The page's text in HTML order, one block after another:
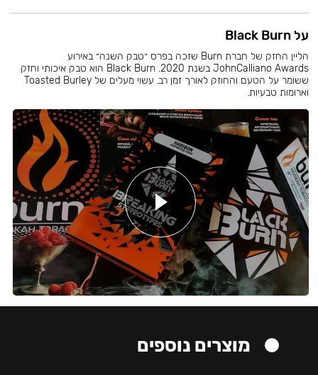
על Black Burn
הליין החזק של חברת Burn שזכה בפרס ״טבק השנה״ באירוע
JohnCalliano Awards בשנת 2020. Black Burn הוא טבק איכותי וחזק
ששומר על הטעם והחוזק לאורך זמן רב. עשוי מעלים של Toasted Burley
וארומות טבעיות.
מוצרים נוספים